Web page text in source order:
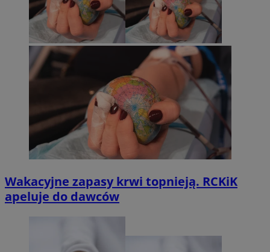
Wakacyjne zapasy krwi topnieją. RCKiK
apeluje do dawców